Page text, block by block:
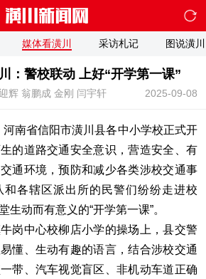
媒体看潢川 采访札记 图说潢川
：警校联动 上好“开学第一课”
2025-09-08
辉 翁鹏成 金刚 闫宇轩
省信阳市潢川县各中小学校正式开
的道路交通安全意识，营造安全、有
通环境，预防和减少各类涉校交通事
和各辖区派出所的民警们纷纷走进校
生动而有意义的“开学第一课”。
中心校柳店小学的操场上，县交警
懂、生动有趣的语言，结合涉校交通
带、汽车视觉盲区、非机动车道正确